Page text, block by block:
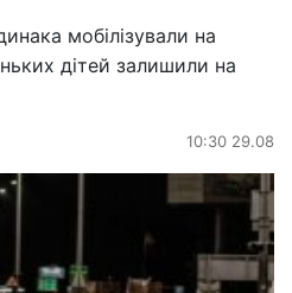
мобілізували на
дітей залишили на
10:30 29.08